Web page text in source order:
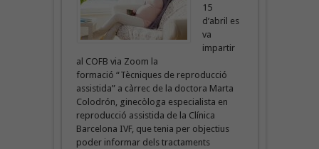
15
d’abril es
va
impartir
al COFB via Zoom la
formació “Tècniques de reproducció
assistida” a càrrec de la doctora Marta
Colodrón, ginecòloga especialista en
reproducció assistida de la Clínica
Barcelona IVF, que tenia per objectius
poder informar dels tractaments